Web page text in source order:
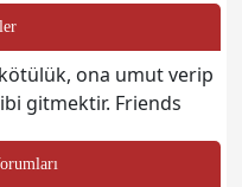
ona umut verip
gitmektir. Friends